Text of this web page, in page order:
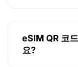
eSIM QR 코
요?